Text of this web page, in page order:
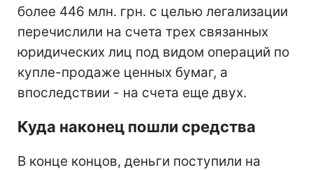
более 446 млн. грн. с целью легализации
перечислили на счета трех связанных
юридических лиц под видом операций по
купле-продаже ценных бумаг, а
впоследствии - на счета еще двух.
Куда наконец пошли средства
В конце концов, деньги поступили на